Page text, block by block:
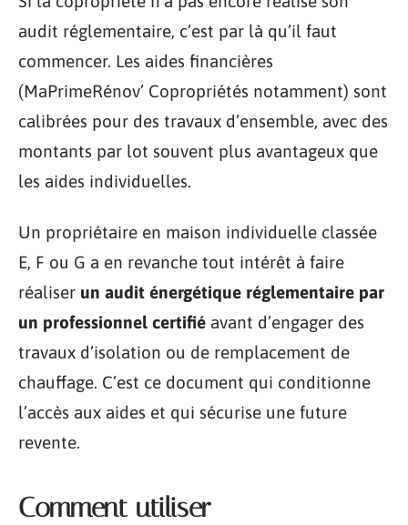
audit réglementaire, c’est par là qu’il faut
commencer. Les aides financières
(MaPrimeRénov’ Copropriétés notamment) sont
calibrées pour des travaux d’ensemble, avec des
montants par lot souvent plus avantageux que
les aides individuelles.
Un propriétaire en maison individuelle classée
E, F ou G a en revanche tout intérêt à faire
réaliser un audit énergétique réglementaire par
un professionnel certifié avant d’engager des
travaux d’isolation ou de remplacement de
chauffage. C’est ce document qui conditionne
l’accès aux aides et qui sécurise une future
revente.
Comment utiliser